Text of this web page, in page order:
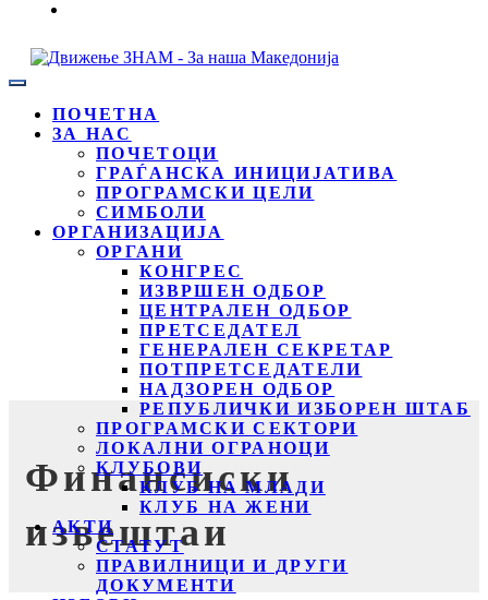
ПОЧЕТНА
ЗА НАС
ПОЧЕТОЦИ
ГРАЃАНСКА ИНИЦИЈАТИВА
ПРОГРАМСКИ ЦЕЛИ
СИМБОЛИ
ОРГАНИЗАЦИЈА
ОРГАНИ
КОНГРЕС
ИЗВРШЕН ОДБОР
ЦЕНТРАЛЕН ОДБОР
ПРЕТСЕДАТЕЛ
ГЕНЕРАЛЕН СЕКРЕТАР
ПОТПРЕТСЕДАТЕЛИ
НАДЗОРЕН ОДБОР
РЕПУБЛИЧКИ ИЗБОРЕН ШТАБ
ПРОГРАМСКИ СЕКТОРИ
ЛОКАЛНИ ОГРАНОЦИ
КЛУБОВИ
КЛУБ НА МЛАДИ
КЛУБ НА ЖЕНИ
АКТИ
СТАТУТ
ПРАВИЛНИЦИ И ДРУГИ
ДОКУМЕНТИ
Финансиски
извештаи